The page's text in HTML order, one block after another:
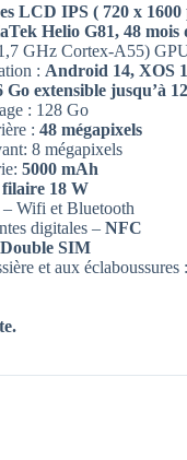
LCD IPS ( 720 x
Helio G81, 48
GHz Cortex-A55)
: Android 14, XOS
Go extensible jusqu’à
: 128 Go
:48 mégapixels
8 mégapixels
5000 mAh
filaire 18 W
Wifi et Bluetooth
digitales –NFC
Double SIM
et aux